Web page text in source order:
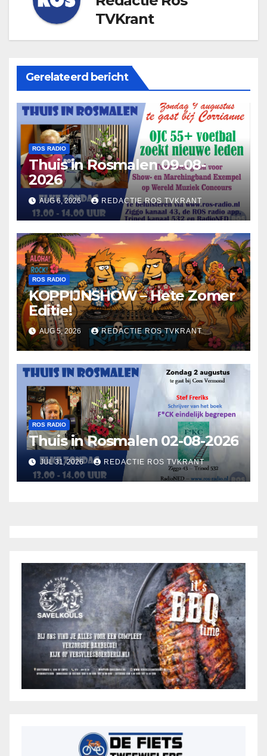
TVKrant
Gerelateerd bericht
ROS RADIO
Thuis in Rosmalen 09-08-
2026
AUG 6, 2026 REDACTIE ROS TVKRANT
ROS RADIO
KOPPIJNSHOW – Hete Zomer
Editie!
AUG 5, 2026 REDACTIE ROS TVKRANT
ROS RADIO
Thuis in Rosmalen 02-08-2026
JUL 31, 2026 REDACTIE ROS TVKRANT